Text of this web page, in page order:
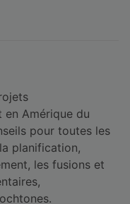
en Amérique du
pour toutes les
planification,
les fusions et